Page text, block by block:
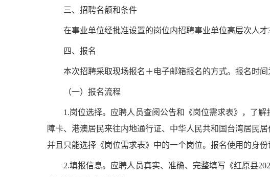
三、招聘名额和条件
在事业单位经批准设置的岗位内招聘事业单位高层次人才
四、报名
本次招聘采取现场报名＋ 电子邮箱报名的方式。报名时间
（一）报名流程
1.岗位选择。应聘人员查阅公告和 《岗位需求表》 ，了解
障卡、港澳居民来往内地通行证、中华人民共和国台湾居民
并且只能选择 《岗位需求表》 中的一个岗位。报名使用的身
2.填报信息。应聘人员真实、准确、完整填写《红原县